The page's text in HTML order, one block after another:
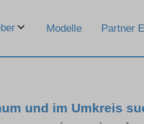
Modelle Partner
und im Umkreis